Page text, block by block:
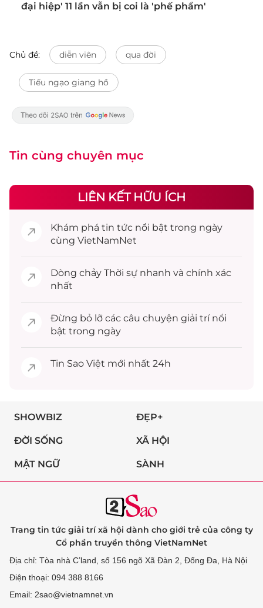
đại hiệp' 11 lần vẫn bị coi là 'phế phẩm'
Chủ đề: diễn viên qua đời
Tiếu ngạo giang hồ
Tin cùng chuyên mục
LIÊN KẾT HỮU ÍCH
Khám phá tin tức nổi bật trong ngày
cùng VietNamNet
Dòng chảy Thời sự nhanh và chính xác
nhất
Đừng bỏ lỡ các câu chuyện giải trínổi
bật trong ngày
Tin Sao Việt mới nhất 24h
SHOWBIZ ĐẸP+
ĐỜI SỐNG XÃ HỘI
MẬT NGỮ SÀNH
Trang tin tức giải trí xã hội dành cho giới trẻ của công ty
Cổ phần truyền thông VietNamNet
Địa chỉ: Tòa nhà C’land, số 156 ngõ Xã Đàn 2, Đống Đa, Hà Nội
Điện thoại: 094 388 8166
Email: 2sao@vietnamnet.vn